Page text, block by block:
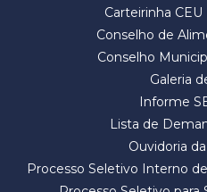
Carteirinha
Conselho de
Conselho
Galeria
Informe
Lista de
Ouvidoria
Processo Seletivo Interno